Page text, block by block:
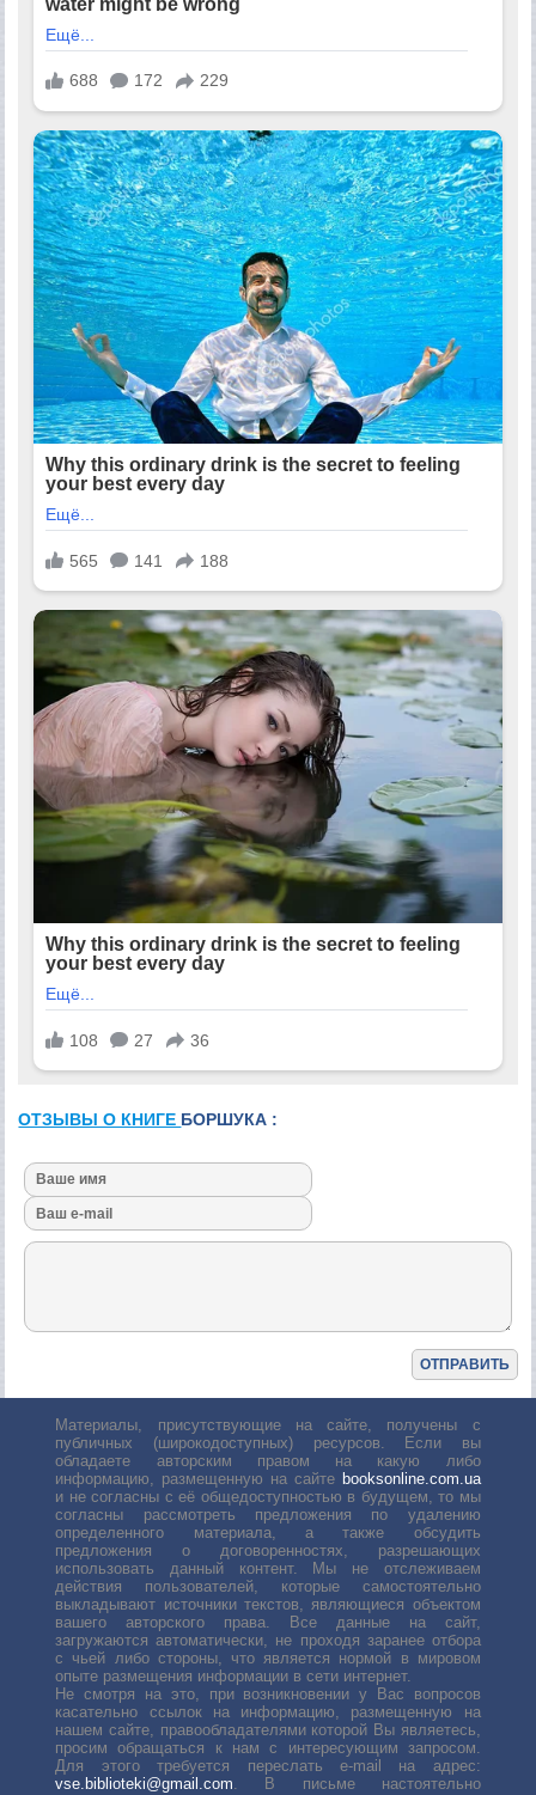
ОТЗЫВЫ О КНИГЕ БОРШУКА :
Материалы, присутствующие на сайте, получены с
публичных (широкодоступных) ресурсов. Если вы
обладаете авторским правом на какую либо
информацию, размещенную на сайте booksonline.com.ua
и не согласны с её общедоступностью в будущем, то мы
согласны рассмотреть предложения по удалению
определенного материала, а также обсудить
предложения о договоренностях, разрешающих
использовать данный контент. Мы не отслеживаем
действия пользователей, которые самостоятельно
выкладывают источники текстов, являющиеся объектом
вашего авторского права. Все данные на сайт,
загружаются автоматически, не проходя заранее отбора
с чьей либо стороны, что является нормой в мировом
опыте размещения информации в сети интернет.
Не смотря на это, при возникновении у Вас вопросов
касательно ссылок на информацию, размещенную на
нашем сайте, правообладателями которой Вы являетесь,
просим обращаться к нам с интересующим запросом.
Для этого требуется переслать е-mail на адрес:
vse.biblioteki@gmail.com. В письме настоятельно